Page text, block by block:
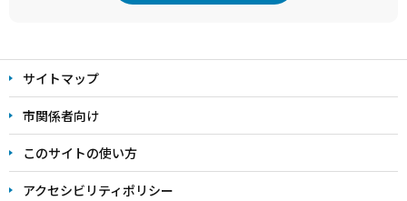
文
こ
こ
ま
で
サイトマップ
市関係者向け
このサイトの使い方
アクセシビリティポリシー